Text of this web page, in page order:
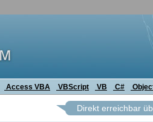
Access VBA VBScript VB C#
Direkt erreichbar